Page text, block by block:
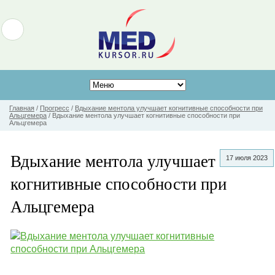
Главная / Прогресс / Вдыхание ментола улучшает когнитивные способности при
Альцгемера / Вдыхание ментола улучшает когнитивные способности при
Альцгемера
17 июля 2023
Вдыхание ментола улучшает
когнитивные способности при
Альцгемера